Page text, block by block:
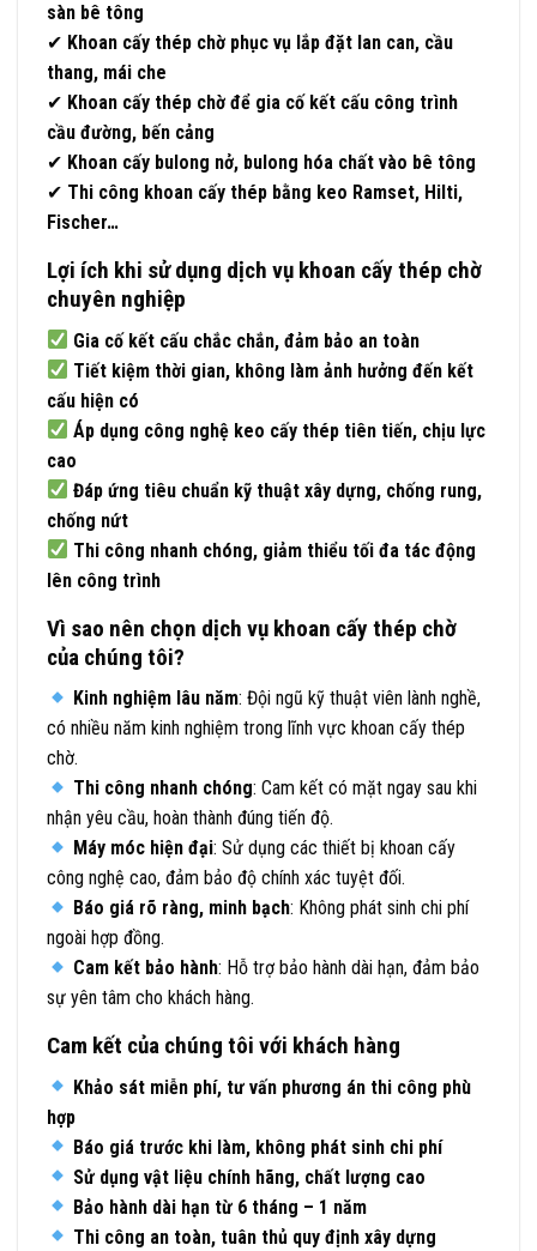
sàn bê tông
✔ Khoan cấy thép chờ phục vụ lắp đặt lan can, cầu
thang, mái che
✔ Khoan cấy thép chờ để gia cố kết cấu công trình
cầu đường, bến cảng
✔ Khoan cấy bulong nở, bulong hóa chất vào bê tông
✔ Thi công khoan cấy thép bằng keo Ramset, Hilti,
Fischer…
Lợi ích khi sử dụng dịch vụ khoan cấy thép chờ
chuyên nghiệp
Gia cố kết cấu chắc chắn, đảm bảo an toàn
Tiết kiệm thời gian, không làm ảnh hưởng đến kết
cấu hiện có
Áp dụng công nghệ keo cấy thép tiên tiến, chịu lực
cao
Đáp ứng tiêu chuẩn kỹ thuật xây dựng, chống rung,
chống nứt
Thi công nhanh chóng, giảm thiểu tối đa tác động
lên công trình
Vì sao nên chọn dịch vụ khoan cấy thép chờ
của chúng tôi?
Kinh nghiệm lâu năm: Đội ngũ kỹ thuật viên lành nghề,
có nhiều năm kinh nghiệm trong lĩnh vực khoan cấy thép
chờ.
Thi công nhanh chóng: Cam kết có mặt ngay sau khi
nhận yêu cầu, hoàn thành đúng tiến độ.
Máy móc hiện đại: Sử dụng các thiết bị khoan cấy
công nghệ cao, đảm bảo độ chính xác tuyệt đối.
Báo giá rõ ràng, minh bạch: Không phát sinh chi phí
ngoài hợp đồng.
Cam kết bảo hành: Hỗ trợ bảo hành dài hạn, đảm bảo
sự yên tâm cho khách hàng.
Cam kết của chúng tôi với khách hàng
Khảo sát miễn phí, tư vấn phương án thi công phù
hợp
Báo giá trước khi làm, không phát sinh chi phí
Sử dụng vật liệu chính hãng, chất lượng cao
Bảo hành dài hạn từ 6 tháng – 1 năm
Thi công an toàn, tuân thủ quy định xây dựng